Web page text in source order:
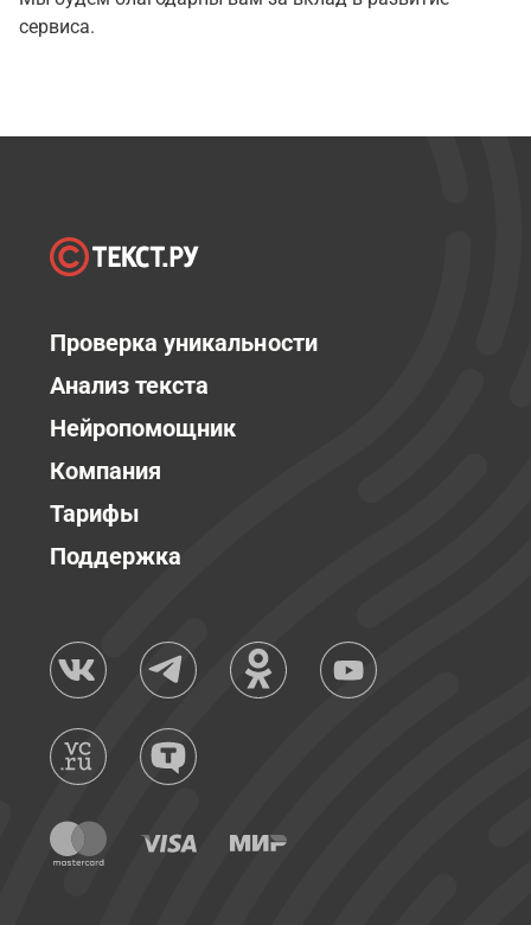
сервиса.
Проверка уникальности
Анализ текста
Нейропомощник
Компания
Тарифы
Поддержка